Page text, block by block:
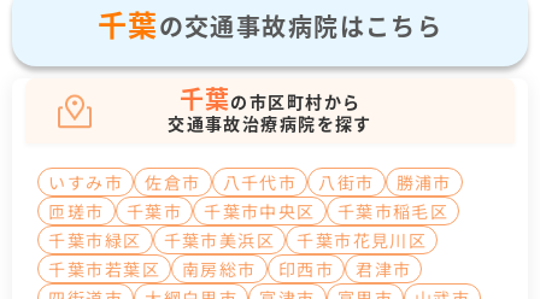
千葉の交通事故病院はこちら
千葉の市区町村から
交通事故治療病院を探す
いすみ市 佐倉市 八千代市 八街市
勝浦市
匝瑳市
千葉市 千葉市中央区
千葉市稲毛区
千葉市緑区
千葉市美浜区
千葉市花見川区
千葉市若葉区
南房総市 印西市
君津市